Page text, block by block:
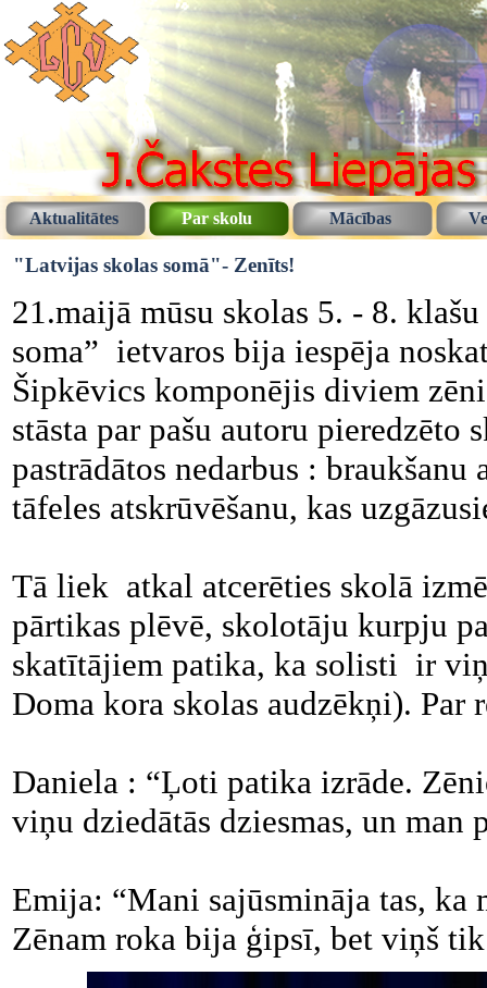
Aktualitātes Par skolu Mācības
"Latvijas skolas somā"- Zenīts!
21.maijā mūsu skolas 5. - 8.
soma” ietvaros bija iespēja
Šipkēvics komponējis diviem
stāsta par pašu autoru
pastrādātos nedarbus :
tāfeles atskrūvēšanu, kas
Tā liek atkal atcerēties skolā
pārtikas plēvē, skolotāju kurpju
skatītājiem patika, ka solisti ir
Doma kora skolas audzēkņi). Par
Daniela : “Ļoti patika izrāde.
viņu dziedātās dziesmas, un man
Emija: “Mani sajūsmināja tas, ka
Zēnam roka bija ģipsī, bet viņš